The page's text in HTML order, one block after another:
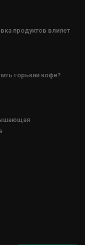
продуктов влияет
горький кофе?